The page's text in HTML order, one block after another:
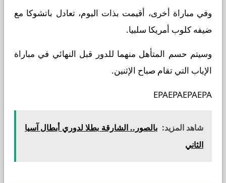
وفي مباراة أخرى، أقيمت بذات اليوم، تعادل باتشوكا مع
ضيفه كلوب أمريكا سلبيا.
وسيتم حسم المتأهل منهما للدور قبل النهائي في مباراة
الإياب التي تقام صباح الإثنين.
EPAEPAEPAEPA
شاهد المزيد: بالصور.. الشارقة بطلا لدوري أبطال آسيا
الثاني